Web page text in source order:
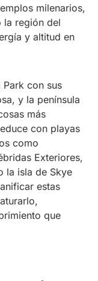
milenarios,
la región del
y altitud en
Park con sus
y la península
más
con playas
como
Exteriores,
la isla de Skye
estas
que